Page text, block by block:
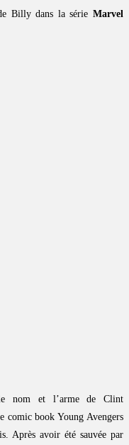
Billy dans la sérieMarvel
nom et l’arme de Clint
comic book Young Avengers
Après avoir été sauvée par